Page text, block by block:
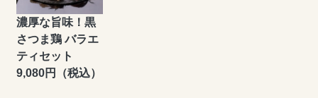
濃厚な旨味！黒
さつま鶏 バラエ
ティセット
9,080円（税込）